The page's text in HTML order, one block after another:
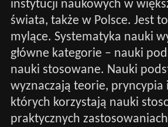
instytucji naukowych w
świata, także w Polsce. Jest
mylące. Systematyka nauki
główne kategorie – nauki
nauki stosowane. Nauki
wyznaczają teorie, pryncypia
których korzystają nauki
praktycznych